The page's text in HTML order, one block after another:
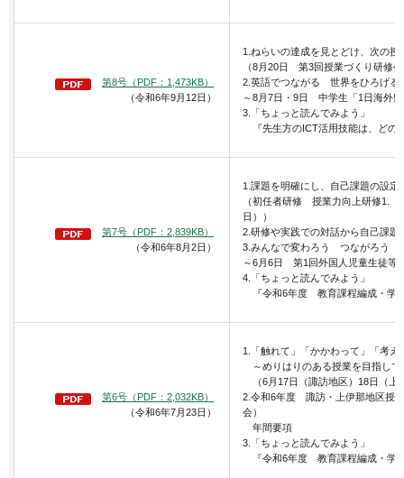
第8号（PDF：1,473KB）
（令和6年9月12日）
1.ねらいの達成を見とどけ、次の授
（8月20日 第3回授業づくり研修
2.英語でつながる 世界をひろげる
～8月7日・9日 中学生「1日海外
3.「ちょっと読んでみよう」
『先生方のICT活用技能は、どの
第7号（PDF：2,839KB）
（令和6年8月2日）
1.課題を明確にし、自己課題の設定
（初任者研修 授業力向上研修1.（
日））
2.研修や実践での対話から自己課題
3.みんなで変わろう つながろう
～6月6日 第1回外国人児童生徒等
4.「ちょっと読んでみよう」
『令和6年度 教育課程編成・学
第6号（PDF：2,032KB）
（令和6年7月23日）
1.「触れて」「かかわって」「考え
～めりはりのある授業を目指して
（6月17日（諏訪地区）18日（
2.令和6年度 諏訪・上伊那地区授
会）
年間要項
3.「ちょっと読んでみよう」
『令和6年度 教育課程編成・学